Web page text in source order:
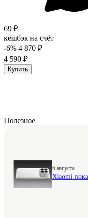
69 ₽
кешбэк на счёт
-6% 4 870 ₽
4 590 ₽
Купить
Полезное
6 августа
Xiaomi